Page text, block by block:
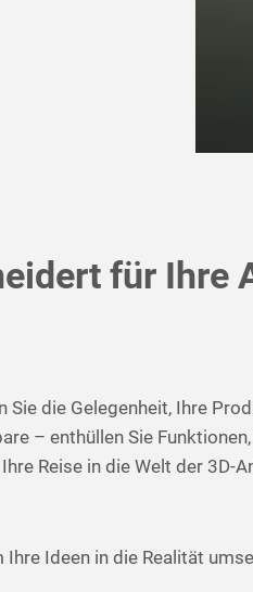
für Ihre
die Gelegenheit, Ihre
– enthüllen Sie
Reise in die Welt der
Ideen in die Realität